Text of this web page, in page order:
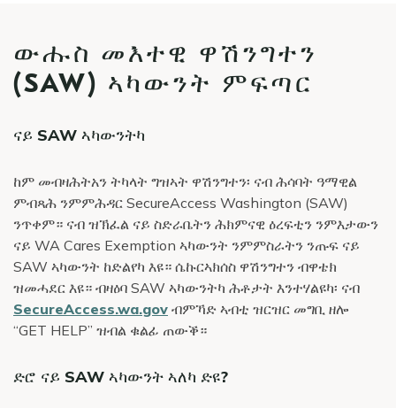
ውሑስ መእተዊ ዋሽንግተን
(SAW) ኣካውንት ምፍጣር
ናይ SAW ኣካውንትካ
ከም መብዛሕትአን ትካላት ግዝኣት ዋሽንግተን፡ ናብ ሕሳባት ዓማዊል
ምብጻሕ ንምምሕዳር SecureAccess Washington (SAW)
ንጥቀም። ናብ ዝኽፈል ናይ ስድራቤትን ሕክምናዊ ዕረፍቲን ንምእታውን
ናይ WA Cares Exemption ኣካውንት ንምምስራትን ንጡፍ ናይ
SAW ኣካውንት ከድልየካ እዩ። ሴኩርኣክሰስ ዋሽንግተን ብዋቴክ
ዝመሓደር እዩ። ብዛዕባ SAW ኣካውንትካ ሕቶታት እንተሃልዩካ፡ ናብ
SecureAccess.wa.gov ብምኻድ ኣብቲ ዝርዝር መግቢ ዘሎ
“GET HELP” ዝብል ቁልፊ ጠውቕ።
ድሮ ናይ SAW ኣካውንት ኣለካ ድዩ?